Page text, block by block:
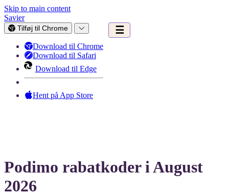
Skip to main content
Savier
Tilføj til Chrome
Download til Chrome
Download til Safari
Download til Edge
Hent på App Store
☰
Podimo rabatkoder i August
2026